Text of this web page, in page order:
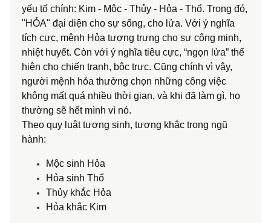
yếu tố chính: Kim - Mộc - Thủy - Hỏa - Thổ. Trong đó,
"HỎA" đại diện cho sự sống, cho lửa. Với ý nghĩa
tích cực, mệnh Hỏa tượng trưng cho sự công minh,
nhiệt huyết. Còn với ý nghĩa tiêu cực, “ngọn lửa” thể
hiện cho chiến tranh, bộc trực. Cũng chính vì vậy,
người mệnh hỏa thường chọn những công việc
không mất quá nhiều thời gian, và khi đã làm gì, họ
thường sẽ hết mình vì nó.
Theo quy luật tương sinh, tương khắc trong ngũ
hành:
Mộc sinh Hỏa
Hỏa sinh Thổ
Thủy khắc Hỏa
Hỏa khắc Kim